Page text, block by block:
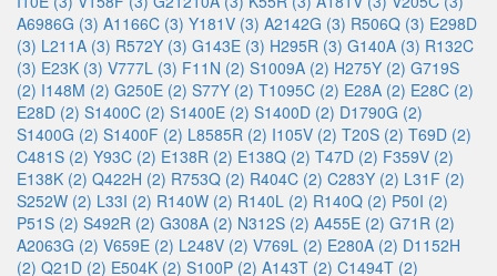
A6986G (3) A1166C (3) Y181V (3) A2142G (3) R506Q (3) E298D
(3) L211A (3) R572Y (3) G143E (3) H295R (3) G140A (3) R132C
(3) E23K (3) V777L (3) F11N (2) S1009A (2) H275Y (2) G719S
(2) I148M (2) G250E (2) S77Y (2) T1095C (2) E28A (2) E28C (2)
E28D (2) S1400C (2) S1400E (2) S1400D (2) D1790G (2)
S1400G (2) S1400F (2) L8585R (2) I105V (2) T20S (2) T69D (2)
C481S (2) Y93C (2) E138R (2) E138Q (2) T47D (2) F359V (2)
E138K (2) Q422H (2) R753Q (2) R404C (2) C283Y (2) L31F (2)
S252W (2) L33I (2) R140W (2) R140L (2) R140Q (2) P50I (2)
P51S (2) S492R (2) G308A (2) N312S (2) A455E (2) G71R (2)
A2063G (2) V659E (2) L248V (2) V769L (2) E280A (2) D1152H
(2) Q21D (2) E504K (2) S100P (2) A143T (2) C1494T (2)